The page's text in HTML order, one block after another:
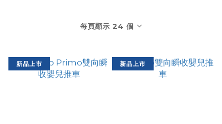
每頁顯示 24 個
新品上市 新品上市